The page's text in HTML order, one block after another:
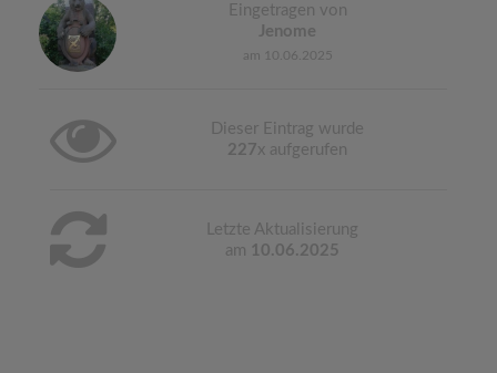
Eingetragen von
Jenome
am 10.06.2025
Dieser Eintrag wurde
227x aufgerufen
Letzte Aktualisierung
am 10.06.2025
o